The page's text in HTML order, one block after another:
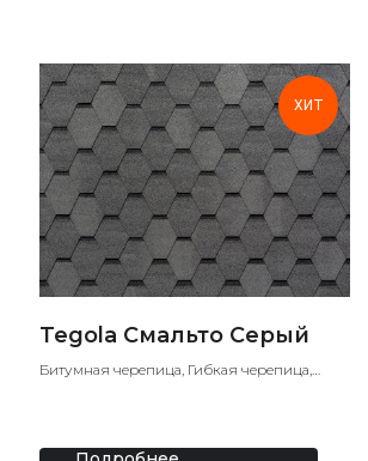
ХИТ
Tegola Смальто Серый
Битумная черепица, Гибкая черепица,